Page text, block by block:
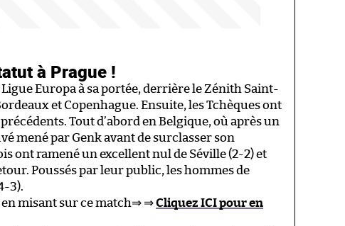
à Prague !
Europa à sa portée, derrière le Zénith Saint-
et Copenhague. Ensuite, les Tchèques ont
Tout d’abord en Belgique, où après un
mené par Genk avant de surclasser son
ont ramené un excellent nul de Séville (2-2) et
Poussés par leur public, les hommes de
3).
en misant sur ce match⇒ ⇒Cliquez ICI pour en